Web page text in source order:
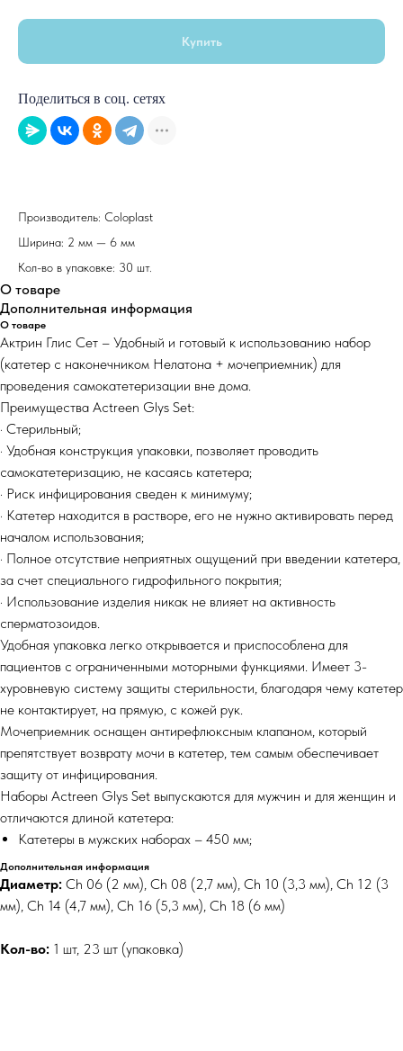
Купить
Поделиться в соц. сетях
Производитель: Coloplast
Ширина: 2 мм — 6 мм
Кол-во в упаковке: 30 шт.
О товаре
Дополнительная информация
О товаре
Актрин Глис Сет – Удобный и готовый к использованию набор
(катетер с наконечником Нелатона + мочеприемник) для
проведения самокатетеризации вне дома.
Преимущества Actreen Glys Set:
· Стерильный;
· Удобная конструкция упаковки, позволяет проводить
самокатетеризацию, не касаясь катетера;
· Риск инфицирования сведен к минимуму;
· Катетер находится в растворе, его не нужно активировать перед
началом использования;
· Полное отсутствие неприятных ощущений при введении катетера,
за счет специального гидрофильного покрытия;
· Использование изделия никак не влияет на активность
сперматозоидов.
Удобная упаковка легко открывается и приспособлена для
пациентов с ограниченными моторными функциями. Имеет 3-
хуровневую систему защиты стерильности, благодаря чему катетер
не контактирует, на прямую, с кожей рук.
Мочеприемник оснащен антирефлюксным клапаном, который
препятствует возврату мочи в катетер, тем самым обеспечивает
защиту от инфицирования.
Наборы Actreen Glys Set выпускаются для мужчин и для женщин и
отличаются длиной катетера:
Катетеры в мужских наборах – 450 мм;
Дополнительная информация
Диаметр: Ch 06 (2 мм), Ch 08 (2,7 мм), Ch 10 (3,3 мм), Ch 12 (3
мм), Ch 14 (4,7 мм), Ch 16 (5,3 мм), Ch 18 (6 мм)
Кол-во: 1 шт, 23 шт (упаковка)